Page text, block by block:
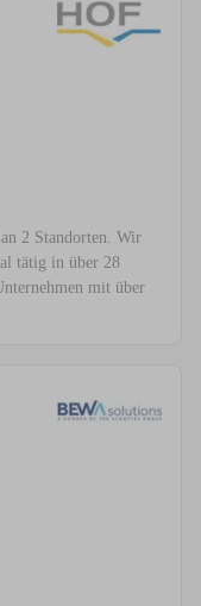
2 Standorten. Wir
tätig in über 28
mit über